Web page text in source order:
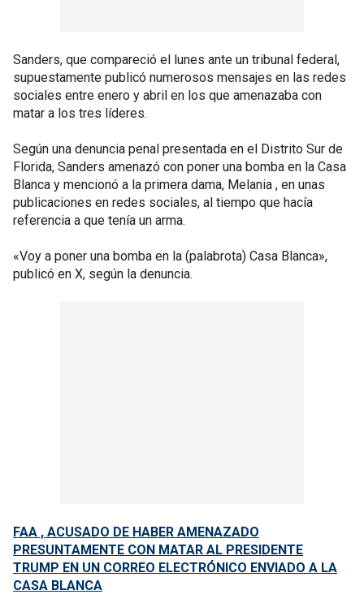
Sanders, que compareció el lunes ante un tribunal federal,
supuestamente publicó numerosos mensajes en las redes
sociales entre enero y abril en los que amenazaba con
matar a los tres líderes.
Según una denuncia penal presentada en el Distrito Sur de
Florida, Sanders amenazó con poner una bomba en la Casa
Blanca y mencionó a la primera dama, Melania , en unas
publicaciones en redes sociales, al tiempo que hacía
referencia a que tenía un arma.
«Voy a poner una bomba en la (palabrota) Casa Blanca»,
publicó en X, según la denuncia.
FAA , ACUSADO DE HABER AMENAZADO
PRESUNTAMENTE CON MATAR AL PRESIDENTE
TRUMP EN UN CORREO ELECTRÓNICO ENVIADO A LA
CASA BLANCA